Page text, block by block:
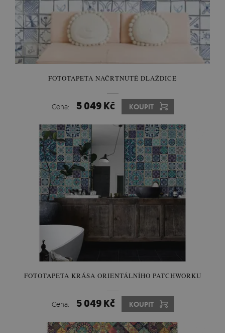
FOTOTAPETA NAČRTNUTÉ DLAŽDICE
Cena: 5 049 Kč KOUPIT
FOTOTAPETA KRÁSA ORIENTÁLNÍHO PATCHWORKU
Cena: 5 049 Kč KOUPIT